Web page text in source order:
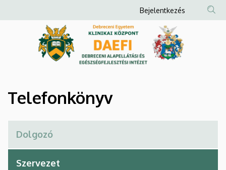
Debreceni
és
Egészségfejlesztési
Intézet
a
Anonim
Felhasználói
fiók
menüje
Bejelentkezés
Telefonkönyv